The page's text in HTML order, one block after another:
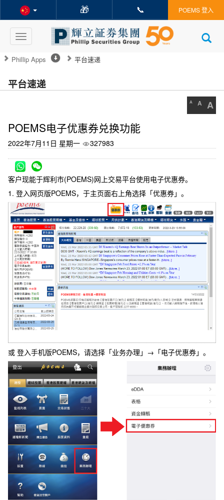
🎁 📞 POEMS 登入
Toggle
navigation
Phillip Apps 平台速递
平台速递
A A A
POEMS电子优惠券兑换功能
2022年7月11日 星期一 327983
客户现能于辉利市(POEMS)网上交易平台使用电子优惠券。
1. 登入网页版POEMS，于主页面右上角选择「优惠券」。
或 登入手机版POEMS，请选择「业务办理」→「电子优惠券」。